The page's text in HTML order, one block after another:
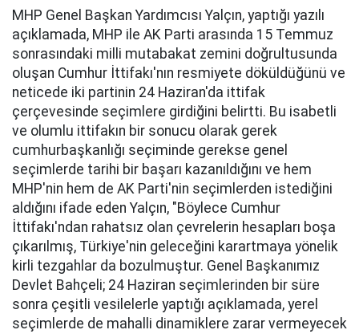
MHP Genel Başkan Yardımcısı Yalçın, yaptığı yazılı
açıklamada, MHP ile AK Parti arasında 15 Temmuz
sonrasındaki milli mutabakat zemini doğrultusunda
oluşan Cumhur İttifakı'nın resmiyete döküldüğünü ve
neticede iki partinin 24 Haziran'da ittifak
çerçevesinde seçimlere girdiğini belirtti. Bu isabetli
ve olumlu ittifakın bir sonucu olarak gerek
cumhurbaşkanlığı seçiminde gerekse genel
seçimlerde tarihi bir başarı kazanıldığını ve hem
MHP'nin hem de AK Parti'nin seçimlerden istediğini
aldığını ifade eden Yalçın, "Böylece Cumhur
İttifakı'ndan rahatsız olan çevrelerin hesapları boşa
çıkarılmış, Türkiye'nin geleceğini karartmaya yönelik
kirli tezgahlar da bozulmuştur. Genel Başkanımız
Devlet Bahçeli; 24 Haziran seçimlerinden bir süre
sonra çeşitli vesilelerle yaptığı açıklamada, yerel
seçimlerde de mahalli dinamiklere zarar vermeyecek